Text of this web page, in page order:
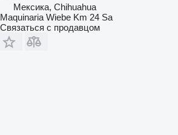
Мексика, Chihuahua
Maquinaria Wiebe Km 24 Sa
Связаться с продавцом